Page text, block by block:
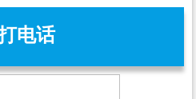
电话